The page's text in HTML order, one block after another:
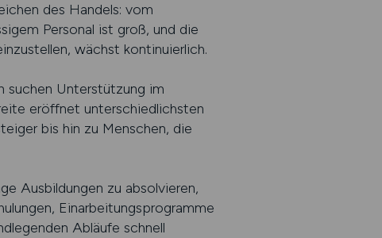
des Handels: vom
Personal ist groß, und die
wächst kontinuierlich.
suchen Unterstützung im
eröffnet unterschiedlichsten
bis hin zu Menschen, die
Ausbildungen zu absolvieren,
Einarbeitungsprogramme
Abläufe schnell